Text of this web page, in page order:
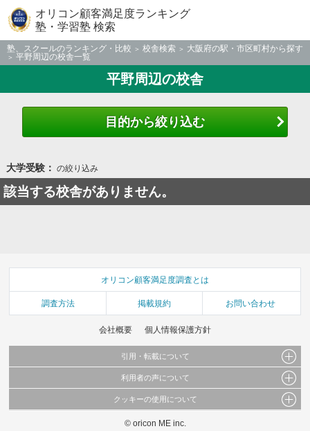
オリコン顧客満足度ランキング
塾・学習塾 検索
塾、スクールのランキング・比較 校舎検索
大阪府の駅・市区町村から探す
平野周辺の校舎一覧
平野周辺の校舎
目的から絞り込む
大学受験： の絞り込み
該当する校舎がありません。
オリコン顧客満足度調査とは
調査方法 掲載規約 お問い合わせ
会社概要 個人情報保護方針
引用・転載について
当サイトで公開されている情報（文字、写真、イラスト、画像データ等）及びこれらの配
これらの情報を権利者の許可なく無断転載・複製などの二次利用を行うことは固く禁じて
利用者の声について
当サイトに掲載している内容はすべてサービスの利用者が提出された見解・感想です。
弊社の見解・ 意見ではないことをご理解いただいた上でご覧ください。
クッキーの使用について
このサイトでは Cookie を使用して、ユーザーに合わせたコンテンツや広告の表示、ソー
© oricon ME inc.